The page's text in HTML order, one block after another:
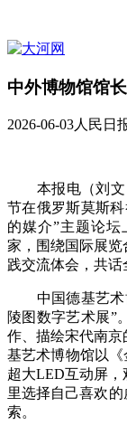
中外博物馆馆
2026-06-03人民日
本报电（刘文）
节在俄罗斯莫斯
的媒介”主题论
家，围绕国际展
践交流体会，共话
中国德基艺术
陵图数字艺术展”
作、描绘宋代南
基艺术博物馆以
超大LED互动屏
里选择自己喜欢
索。